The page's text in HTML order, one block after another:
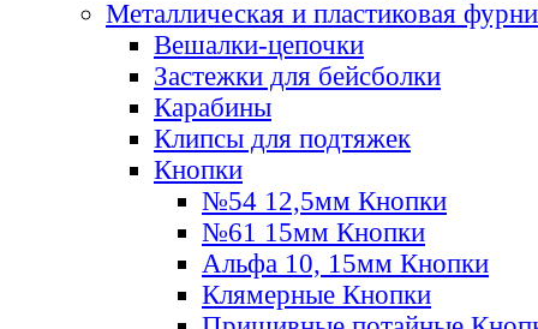
Металлическая и пластиковая
Вешалки-цепочки
Застежки для бейсболки
Карабины
Клипсы для подтяжек
Кнопки
№54 12,5мм Кнопки
№61 15мм Кнопки
Альфа 10, 15мм Кнопки
Клямерные Кнопки